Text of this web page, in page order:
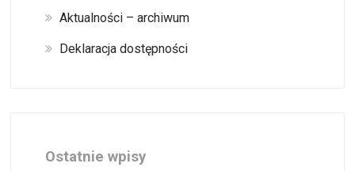
Aktualności – archiwum
Deklaracja dostępności
Ostatnie wpisy